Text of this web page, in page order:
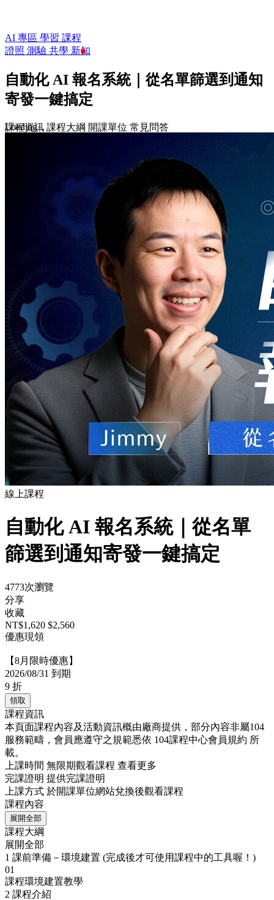
AI 專區 學習 課程
證照 測驗 共學 新知
自動化 AI 報名系統｜從名單篩選到通知
寄發一鍵搞定
課程資訊 課程大綱 開課單位 常見問答
Loading...
線上課程
自動化 AI 報名系統｜從名單
篩選到通知寄發一鍵搞定
4773次瀏覽
分享
收藏
NT$1,620 $2,560
優惠現領
【8月限時優惠】
2026/08/31 到期
9 折
領取
課程資訊
本頁面課程內容及活動資訊概由廠商提供，部分內容非屬104
服務範疇，會員應遵守之規範悉依 104課程中心會員規約 所
載。
上課時間 無限期觀看課程 查看更多
完課證明 提供完課證明
上課方式 於開課單位網站兌換後觀看課程
課程內容
展開全部
課程大綱
展開全部
1 課前準備－環境建置 (完成後才可使用課程中的工具喔！)
01
課程環境建置教學
2 課程介紹